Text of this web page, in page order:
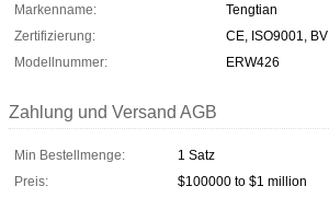
Markenname:
Tengtian
Zertifizierung:
CE, ISO9001, BV
Modellnummer:
ERW426
Zahlung und Versand AGB
Min Bestellmenge:
1 Satz
Preis:
$100000 to $1 million